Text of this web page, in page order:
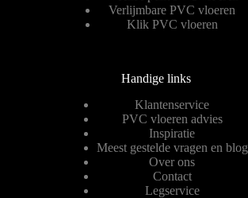
Verlijmbare PVC vloeren
Klik PVC vloeren
Handige links
Klantenservice
PVC vloeren advies
Inspiratie
Meest gestelde vragen en blog
Over ons
Contact
Legservice